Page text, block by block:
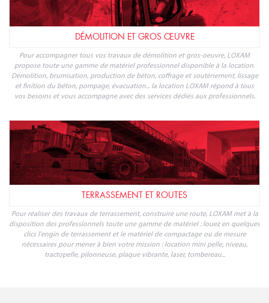
DÉMOLITION ET GROS ŒUVRE
Pour accompagner tous vos travaux de démolition et gros-oeuvre, LOXAM
propose toute une gamme de matériel professionnel disponible à la location.
Démolition, brumisation, production de béton, coffrage et soutènement, lissage
et finition du béton, pompage, évacuation... la location LOXAM répond à tous
vos besoins et vous accompagne avec des services dédiés aux professionnels.
TERRASSEMENT ET ROUTES
Pour réaliser des travaux de terrassement, construire une route, LOXAM met à la
disposition des professionnels toute une gamme de matériel : louez en quelques
clics l'engin de terrassement et le matériel de compactage ou de mesure
nécessaires pour mener à bien votre mission : location mini pelle, niveau,
tractopelle, pilonneuse, plaque vibrante, laser, tombereau...